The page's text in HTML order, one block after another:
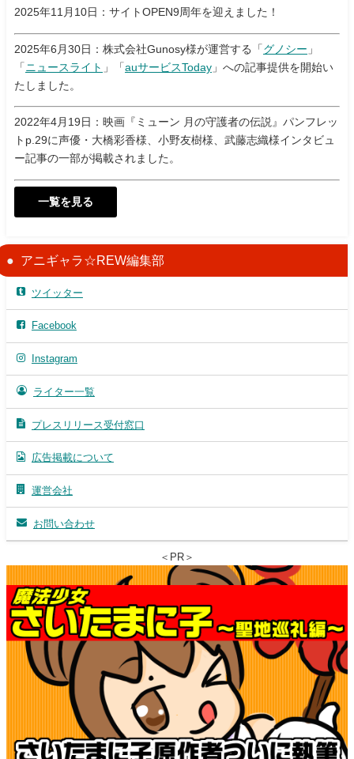
2025年11月10日：サイトOPEN9周年を迎えました！
2025年6月30日：株式会社Gunosy様が運営する「 グノシー 」
「 ニュースライト 」「auサービスToday 」への記事提供を開始い
たしました。
2022年4月19日：映画『ミューン 月の守護者の伝説』パンフレッ
トp.29に声優・大橋彩香様、小野友樹様、武藤志織様インタビュ
ー記事の一部が掲載されました。
一覧を見る
アニギャラ☆REW編集部
ツイッター
Facebook
Instagram
ライター一覧
プレスリリース受付窓口
広告掲載について
運営会社
お問い合わせ
＜PR＞